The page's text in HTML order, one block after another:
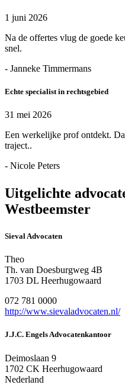
1 juni 2026
Na de offertes vlug de goede
snel.
- Janneke Timmermans
Echte specialist in rechtsgebied
31 mei 2026
Een werkelijke prof ontdekt.
traject..
- Nicole Peters
Uitgelichte
Westbeemster
Sieval Advocaten
Theo
Th. van Doesburgweg 4B
1703 DL Heerhugowaard
072 781 0000
http://www.sievaladvocaten.nl/
J.J.C. Engels Advocatenkantoor
Deimoslaan 9
1702 CK Heerhugowaard
Nederland